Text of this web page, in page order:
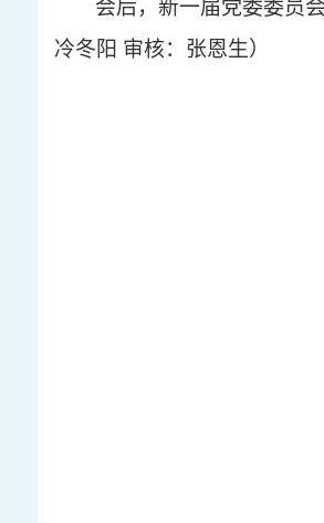
会后，新一届党委委员
冷冬阳 审核：张恩生）